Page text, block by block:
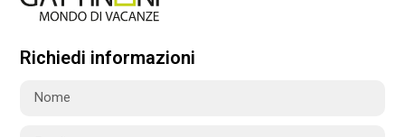
Richiedi informazioni